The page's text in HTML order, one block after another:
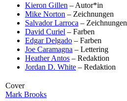
Kieron Gillen – Autor*in
Mike Norton – Zeichnungen
Salvador Larroca – Zeichnungen
David Curiel – Farben
Edgar Delgado – Farben
Joe Caramagna – Lettering
Heather Antos – Redaktion
Jordan D. White – Redaktion
Cover
Mark Brooks